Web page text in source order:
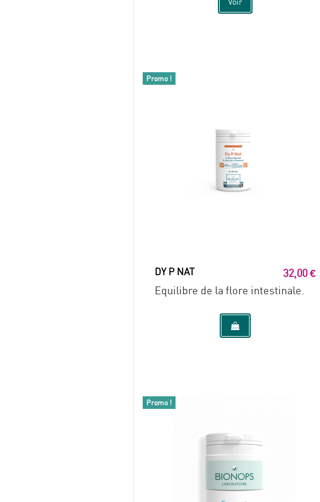
Promo !
DY P NAT
32,00 €
Equilibre de la flore intestinale.
Promo !